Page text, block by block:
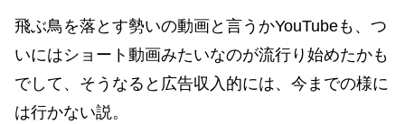
飛ぶ鳥を落とす勢いの動画と言うかYouTubeも、つ
いにはショート動画みたいなのが流行り始めたかも
でして、そうなると広告収入的には、今までの様に
は行かない説。